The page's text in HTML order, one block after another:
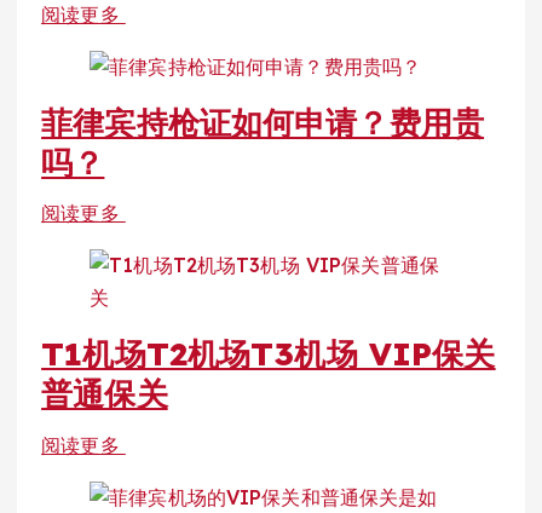
阅读更多
菲律宾持枪证如何申请？费用贵
吗？
阅读更多
T1机场T2机场T3机场 VIP保关
普通保关
阅读更多